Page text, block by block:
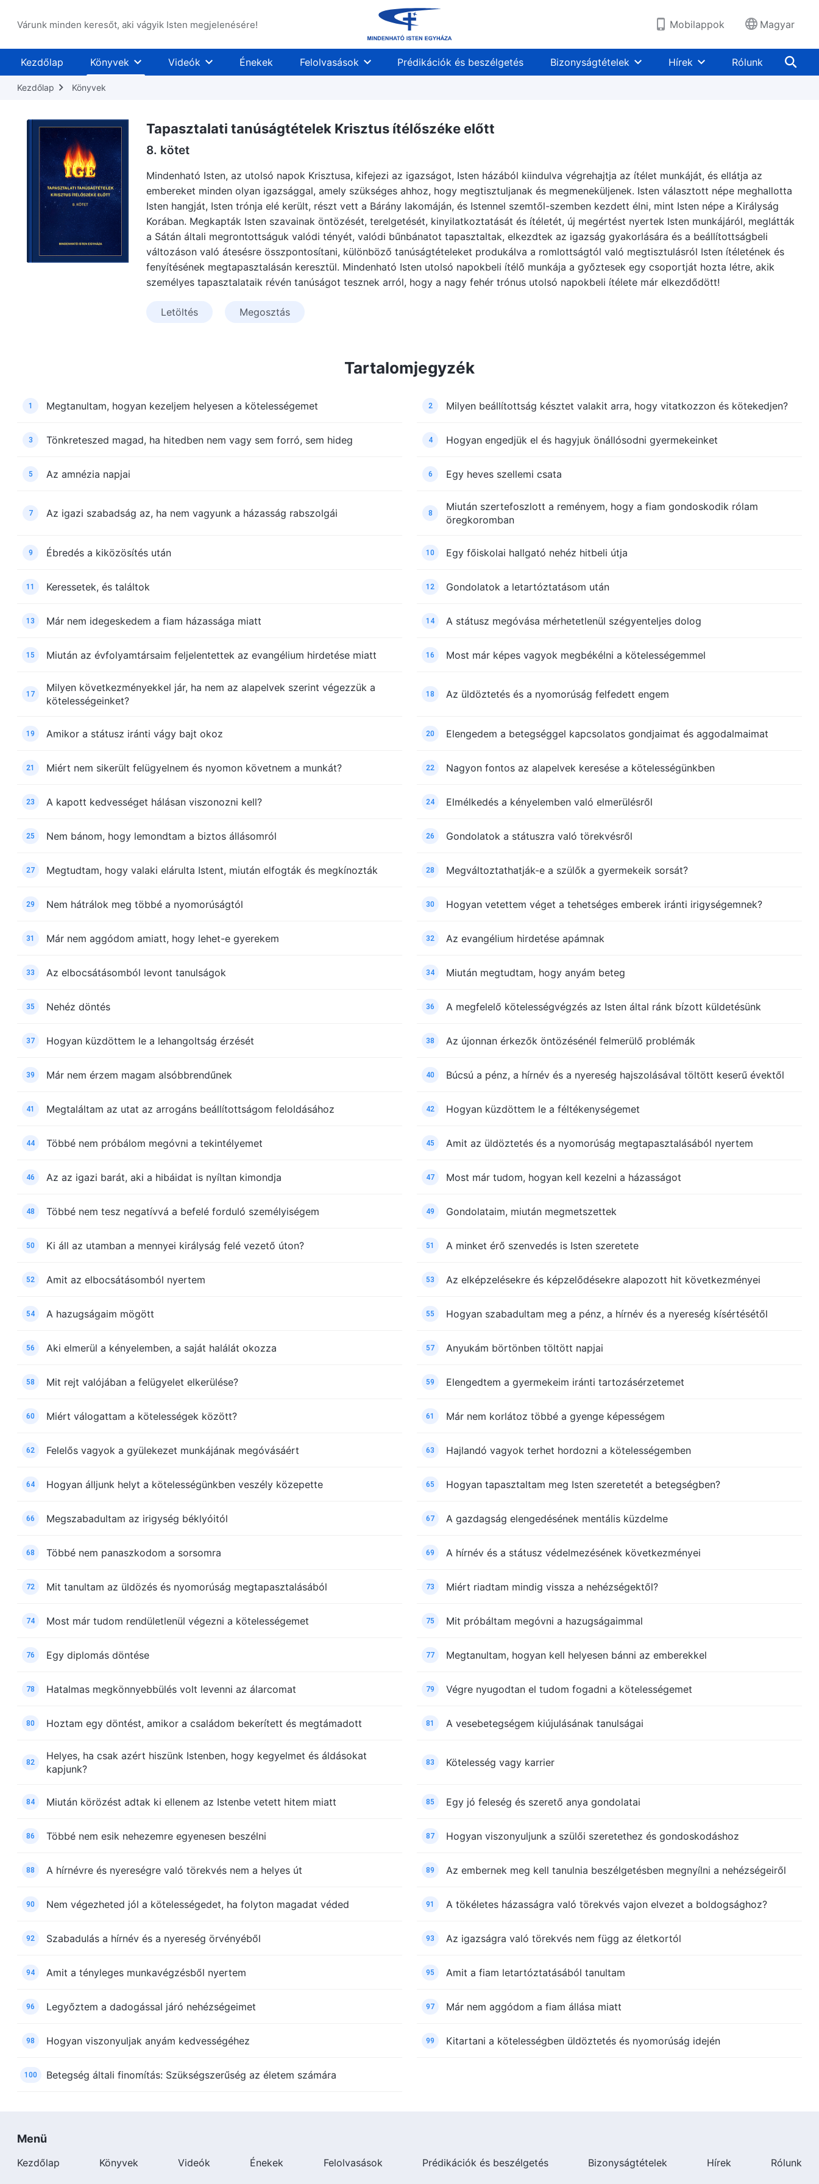
Várunk minden keresőt, aki vágyik Isten megjelenésére! Mobilappok Magyar
Kezdőlap Könyvek Videók Énekek Felolvasások Prédikációk és beszélgetés Bizonyságtételek Hírek Rólunk
Kezdőlap Könyvek
Tapasztalati tanúságtételek Krisztus ítélőszéke előtt
8. kötet
Mindenható Isten, az utolsó napok Krisztusa, kifejezi az igazságot, Isten házából kiindulva végrehajtja az ítélet munkáját, és ellátja az
embereket minden olyan igazsággal, amely szükséges ahhoz, hogy megtisztuljanak és megmeneküljenek. Isten választott népe meghallotta
Isten hangját, Isten trónja elé került, részt vett a Bárány lakomáján, és Istennel szemtől-szemben kezdett élni, mint Isten népe a Királyság
Korában. Megkapták Isten szavainak öntözését, terelgetését, kinyilatkoztatását és ítéletét, új megértést nyertek Isten munkájáról, meglátták
a Sátán általi megrontottságuk valódi tényét, valódi bűnbánatot tapasztaltak, elkezdtek az igazság gyakorlására és a beállítottságbeli
változáson való átesésre összpontosítani, különböző tanúságtételeket produkálva a romlottságtól való megtisztulásról Isten ítéletének és
fenyítésének megtapasztalásán keresztül. Mindenható Isten utolsó napokbeli ítélő munkája a győztesek egy csoportját hozta létre, akik
személyes tapasztalataik révén tanúságot tesznek arról, hogy a nagy fehér trónus utolsó napokbeli ítélete már elkezdődött!
Letöltés Megosztás
Tartalomjegyzék
1 Megtanultam, hogyan kezeljem helyesen a kötelességemet 2 Milyen beállítottság késztet valakit arra, hogy vitatkozzon és kötekedjen?
3 Tönkreteszed magad, ha hitedben nem vagy sem forró, sem hideg 4 Hogyan engedjük el és hagyjuk önállósodni gyermekeinket
5 Az amnézia napjai 6 Egy heves szellemi csata
7 Az igazi szabadság az, ha nem vagyunk a házasság rabszolgái 8
Miután szertefoszlott a reményem, hogy a fiam gondoskodik rólam
öregkoromban
9 Ébredés a kiközösítés után 10 Egy főiskolai hallgató nehéz hitbeli útja
11 Keressetek, és találtok 12 Gondolatok a letartóztatásom után
13 Már nem idegeskedem a fiam házassága miatt 14 A státusz megóvása mérhetetlenül szégyenteljes dolog
15 Miután az évfolyamtársaim feljelentettek az evangélium hirdetése miatt 16 Most már képes vagyok megbékélni a kötelességemmel
17
Milyen következményekkel jár, ha nem az alapelvek szerint végezzük a
kötelességeinket?
18 Az üldöztetés és a nyomorúság felfedett engem
19 Amikor a státusz iránti vágy bajt okoz 20 Elengedem a betegséggel kapcsolatos gondjaimat és aggodalmaimat
21 Miért nem sikerült felügyelnem és nyomon követnem a munkát? 22 Nagyon fontos az alapelvek keresése a kötelességünkben
23 A kapott kedvességet hálásan viszonozni kell? 24 Elmélkedés a kényelemben való elmerülésről
25 Nem bánom, hogy lemondtam a biztos állásomról 26 Gondolatok a státuszra való törekvésről
27 Megtudtam, hogy valaki elárulta Istent, miután elfogták és megkínozták 28 Megváltoztathatják-e a szülők a gyermekeik sorsát?
29 Nem hátrálok meg többé a nyomorúságtól 30 Hogyan vetettem véget a tehetséges emberek iránti irigységemnek?
31 Már nem aggódom amiatt, hogy lehet-e gyerekem 32 Az evangélium hirdetése apámnak
33 Az elbocsátásomból levont tanulságok 34 Miután megtudtam, hogy anyám beteg
35 Nehéz döntés 36 A megfelelő kötelességvégzés az Isten által ránk bízott küldetésünk
37 Hogyan küzdöttem le a lehangoltság érzését 38 Az újonnan érkezők öntözésénél felmerülő problémák
39 Már nem érzem magam alsóbbrendűnek 40 Búcsú a pénz, a hírnév és a nyereség hajszolásával töltött keserű évektől
41 Megtaláltam az utat az arrogáns beállítottságom feloldásához 42 Hogyan küzdöttem le a féltékenységemet
44 Többé nem próbálom megóvni a tekintélyemet 45 Amit az üldöztetés és a nyomorúság megtapasztalásából nyertem
46 Az az igazi barát, aki a hibáidat is nyíltan kimondja 47 Most már tudom, hogyan kell kezelni a házasságot
48 Többé nem tesz negatívvá a befelé forduló személyiségem 49 Gondolataim, miután megmetszettek
50 Ki áll az utamban a mennyei királyság felé vezető úton? 51 A minket érő szenvedés is Isten szeretete
52 Amit az elbocsátásomból nyertem 53 Az elképzelésekre és képzelődésekre alapozott hit következményei
54 A hazugságaim mögött 55 Hogyan szabadultam meg a pénz, a hírnév és a nyereség kísértésétől
56 Aki elmerül a kényelemben, a saját halálát okozza 57 Anyukám börtönben töltött napjai
58 Mit rejt valójában a felügyelet elkerülése? 59 Elengedtem a gyermekeim iránti tartozásérzetemet
60 Miért válogattam a kötelességek között? 61 Már nem korlátoz többé a gyenge képességem
62 Felelős vagyok a gyülekezet munkájának megóvásáért 63 Hajlandó vagyok terhet hordozni a kötelességemben
64 Hogyan álljunk helyt a kötelességünkben veszély közepette 65 Hogyan tapasztaltam meg Isten szeretetét a betegségben?
66 Megszabadultam az irigység béklyóitól 67 A gazdagság elengedésének mentális küzdelme
68 Többé nem panaszkodom a sorsomra 69 A hírnév és a státusz védelmezésének következményei
72 Mit tanultam az üldözés és nyomorúság megtapasztalásából 73 Miért riadtam mindig vissza a nehézségektől?
74 Most már tudom rendületlenül végezni a kötelességemet 75 Mit próbáltam megóvni a hazugságaimmal
76 Egy diplomás döntése 77 Megtanultam, hogyan kell helyesen bánni az emberekkel
78 Hatalmas megkönnyebbülés volt levenni az álarcomat 79 Végre nyugodtan el tudom fogadni a kötelességemet
80 Hoztam egy döntést, amikor a családom bekerített és megtámadott 81 A vesebetegségem kiújulásának tanulságai
82
Helyes, ha csak azért hiszünk Istenben, hogy kegyelmet és áldásokat
kapjunk?
83 Kötelesség vagy karrier
84 Miután körözést adtak ki ellenem az Istenbe vetett hitem miatt 85 Egy jó feleség és szerető anya gondolatai
86 Többé nem esik nehezemre egyenesen beszélni 87 Hogyan viszonyuljunk a szülői szeretethez és gondoskodáshoz
88 A hírnévre és nyereségre való törekvés nem a helyes út 89 Az embernek meg kell tanulnia beszélgetésben megnyílni a nehézségeiről
90 Nem végezheted jól a kötelességedet, ha folyton magadat véded 91 A tökéletes házasságra való törekvés vajon elvezet a boldogsághoz?
92 Szabadulás a hírnév és a nyereség örvényéből 93 Az igazságra való törekvés nem függ az életkortól
94 Amit a tényleges munkavégzésből nyertem 95 Amit a fiam letartóztatásából tanultam
96 Legyőztem a dadogással járó nehézségeimet 97 Már nem aggódom a fiam állása miatt
98 Hogyan viszonyuljak anyám kedvességéhez 99 Kitartani a kötelességben üldöztetés és nyomorúság idején
100 Betegség általi finomítás: Szükségszerűség az életem számára
Menü
Kezdőlap Könyvek Videók Énekek Felolvasások Prédikációk és beszélgetés Bizonyságtételek Hírek Rólunk